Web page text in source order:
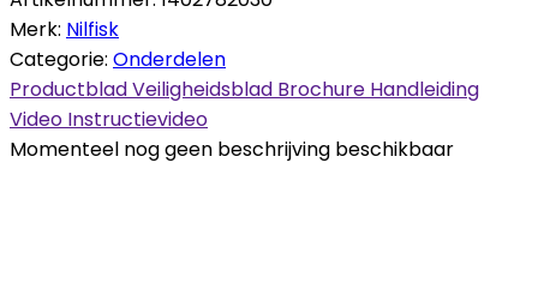
Merk: Nilfisk
Categorie: Onderdelen
ProductbladVeiligheidsblad Brochure Handleiding
Video Instructievideo
Momenteel nog geen beschrijving beschikbaar